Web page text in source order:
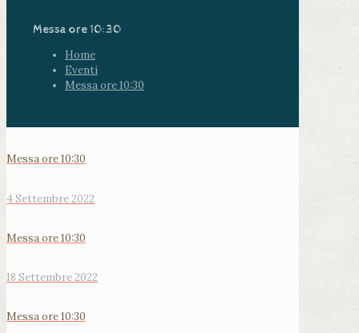
Messa ore 10:30
Home
Eventi
Messa ore 10:30
Messa ore 10:30
4 Settembre 2022
Messa ore 10:30
18 Settembre 2022
Messa ore 10:30